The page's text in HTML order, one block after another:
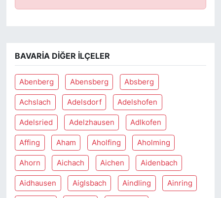
BAVARIA DIĞER İLÇELER
Abenberg Abensberg Absberg
Achslach Adelsdorf Adelshofen
Adelsried Adelzhausen Adlkofen
Affing Aham Aholfing Aholming
Ahorn Aichach Aichen Aidenbach
Aidhausen Aiglsbach Aindling Ainring